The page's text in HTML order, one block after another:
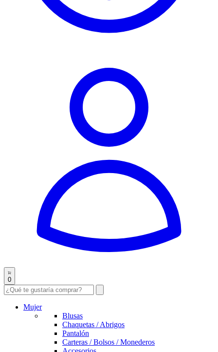
0
Mujer
Blusas
Chaquetas / Abrigos
Pantalón
Carteras / Bolsos / Monederos